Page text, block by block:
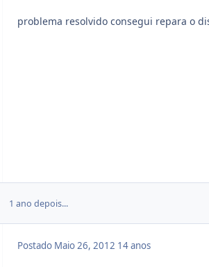
problema resolvido consegui repara o
1 ano depois...
Postado Maio 26, 2012 14 anos